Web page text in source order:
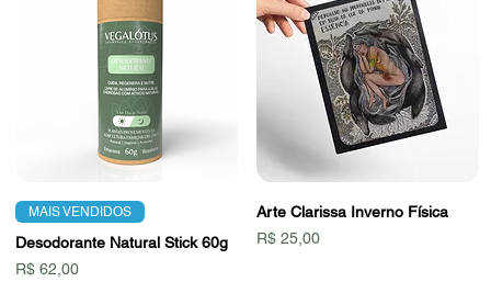
MAIS VENDIDOS
Desodorante Natural Stick 60g
Preço
R$ 62,00
Arte Clarissa Inverno Física
Preço
R$ 25,00